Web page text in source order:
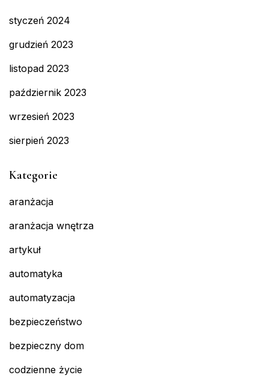
styczeń 2024
grudzień 2023
listopad 2023
październik 2023
wrzesień 2023
sierpień 2023
Kategorie
aranżacja
aranżacja wnętrza
artykuł
automatyka
automatyzacja
bezpieczeństwo
bezpieczny dom
codzienne życie